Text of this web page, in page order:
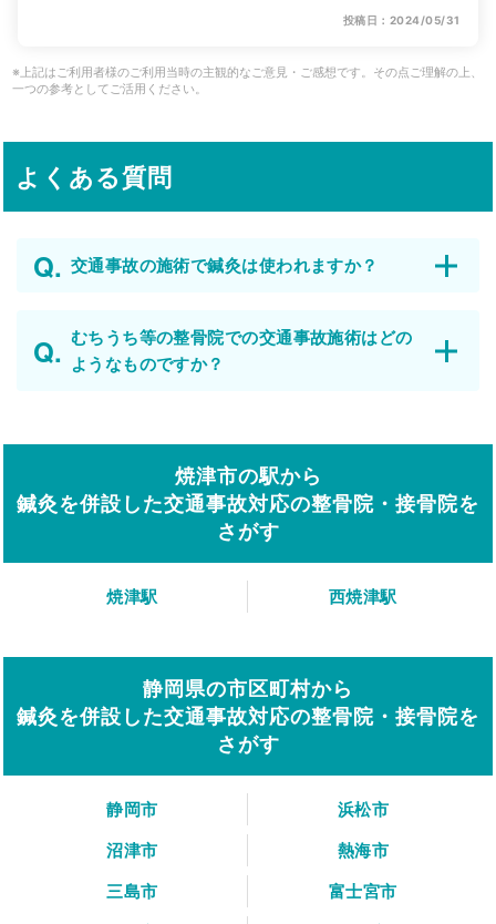
投稿日：2024/05/31
※上記はご利用者様のご利用当時の主観的なご意見・ご感想です。その点ご理解の上、
一つの参考としてご活用ください。
よくある質問
交通事故の施術で鍼灸は使われますか？
むちうち等の整骨院での交通事故施術はどの
ようなものですか？
焼津市の駅から
鍼灸を併設した交通事故対応の整骨院・接骨院を
さがす
焼津駅 西焼津駅
静岡県の市区町村から
鍼灸を併設した交通事故対応の整骨院・接骨院を
さがす
静岡市
浜松市
沼津市
熱海市
三島市
富士宮市